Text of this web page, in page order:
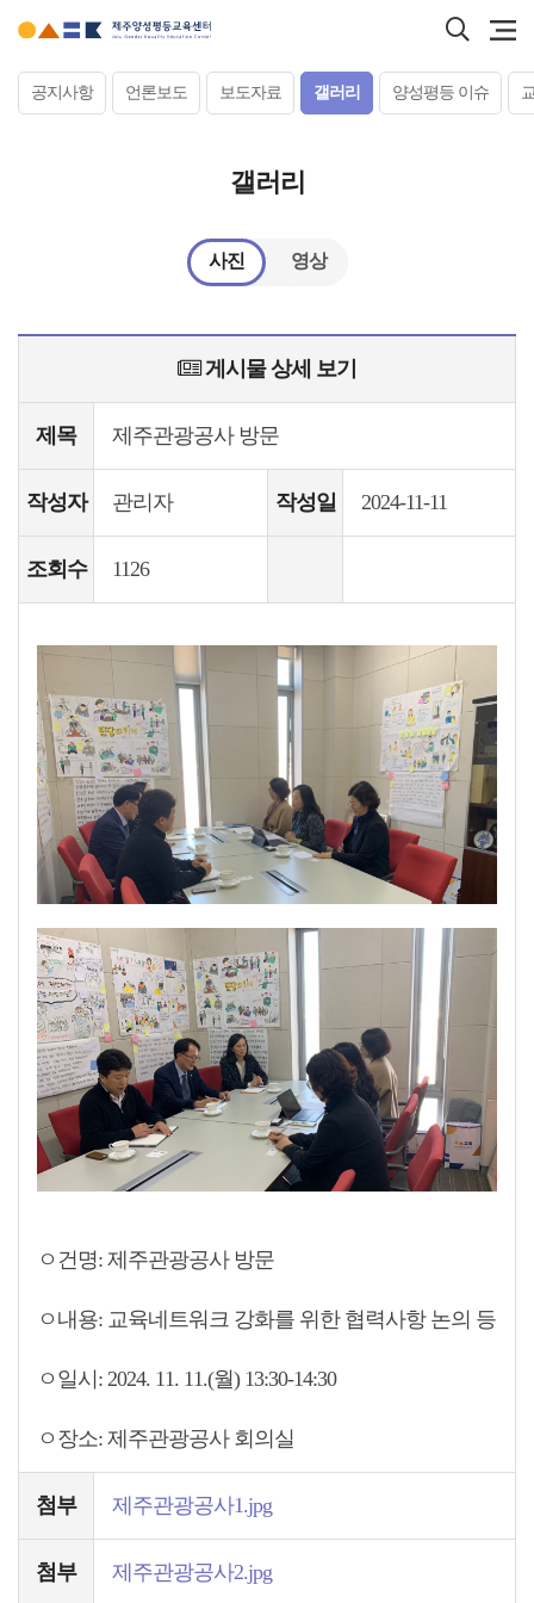
바로가기
검색
서브컨텐츠
공지사항 언론보도 보도자료 갤러리 양성평등 이슈
갤러리
사진 영상
게시물 상세 보기
제목 제주관광공사 방문
작성자 관리자 작성일 2024-11-11
조회수 1126
ㅇ건명: 제주관광공사 방문
ㅇ내용: 교육네트워크 강화를 위한 협력사항 논의 등
ㅇ일시: 2024. 11. 11.(월) 13:30-14:30
ㅇ장소: 제주관광공사 회의실
첨부 제주관광공사1.jpg
첨부 제주관광공사2.jpg